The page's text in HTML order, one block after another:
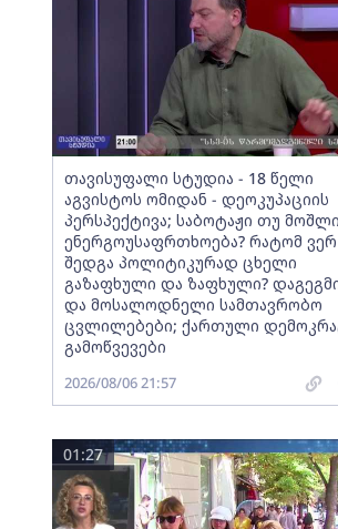
თავისუფალი სტუდია - 18 წელი
აგვისტოს ომიდან - დეოკუპაციის
პერსპექტივა; საბოტაჟი თუ
ენერგოუსაფრთხოება? რატომ ვერ
შედგა პოლიტიკურად ცხელი
გაზაფხული და ზაფხული?
და მოსალოდნელი სამთავრობო
ცვლილებები; ქართული
გამოწვევები
2026/08/06 21:57
01:27